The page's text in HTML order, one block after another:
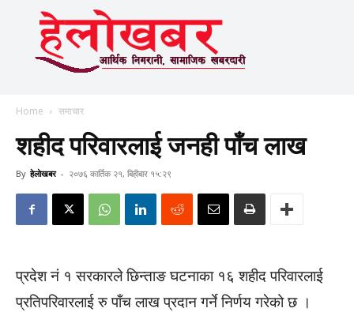
Home समाचार
शहीद परिवारलाई जनही पाँच लाख
By हेलाेखबर - २०७६ कार्तिक २१, बिहीबार १५:२९
प्रदेश नं १ सरकारले छिन्ताङ घटनाका १६ शहीद परिवारलाई
प्रतिपरिवारलाई रु पाँच लाख प्रदान गर्ने निर्णय गरेको छ ।